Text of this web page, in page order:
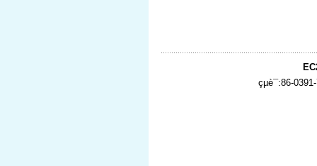
çµè¯:86-